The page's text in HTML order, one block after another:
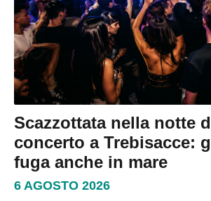
Scazzottata nella notte
concerto a Trebisacce:
fuga anche in mare
6 AGOSTO 2026